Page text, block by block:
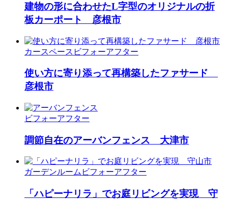
建物の形に合わせたL字型のオリジナルの折
板カーポート 彦根市
カースペース ビフォーアフター
使い方に寄り添って再構築したファサード
彦根市
ビフォーアフター
調節自在のアーバンフェンス 大津市
ガーデンルーム ビフォーアフター
「ハピーナリラ」でお庭リビングを実現 守